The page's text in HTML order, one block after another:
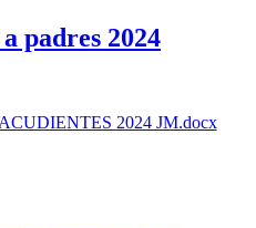
padres 2024
2024 JM.docx